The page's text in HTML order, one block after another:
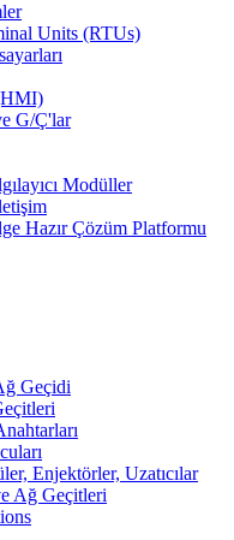
Units (RTUs)
G/Ç'lar
Modüller
Hazır Çözüm Platformu
Geçidi
Enjektörler, Uzatıcılar
Ağ Geçitleri